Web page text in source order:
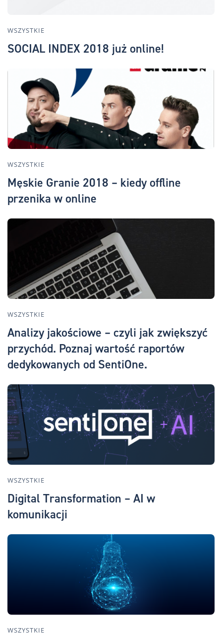
WSZYSTKIE
SOCIAL INDEX 2018 już online!
WSZYSTKIE
Męskie Granie 2018 – kiedy offline
przenika w online
WSZYSTKIE
Analizy jakościowe – czyli jak zwiększyć
przychód. Poznaj wartość raportów
dedykowanych od SentiOne.
WSZYSTKIE
Digital Transformation – AI w
komunikacji
WSZYSTKIE